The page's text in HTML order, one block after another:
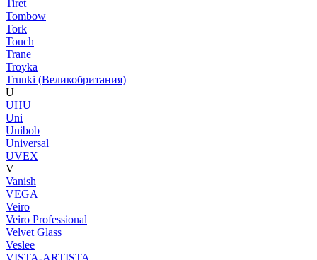
Tiret
Tombow
Tork
Touch
Trane
Troyka
Trunki (Великобритания)
U
UHU
Uni
Unibob
Universal
UVEX
V
Vanish
VEGA
Veiro
Veiro Professional
Velvet Glass
Veslee
VISTA-ARTISTA